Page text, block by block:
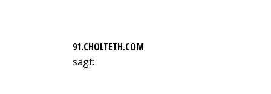
91.CHOLTETH.COM
sagt: